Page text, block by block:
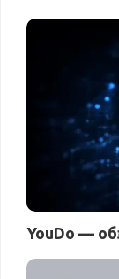
YouDo —